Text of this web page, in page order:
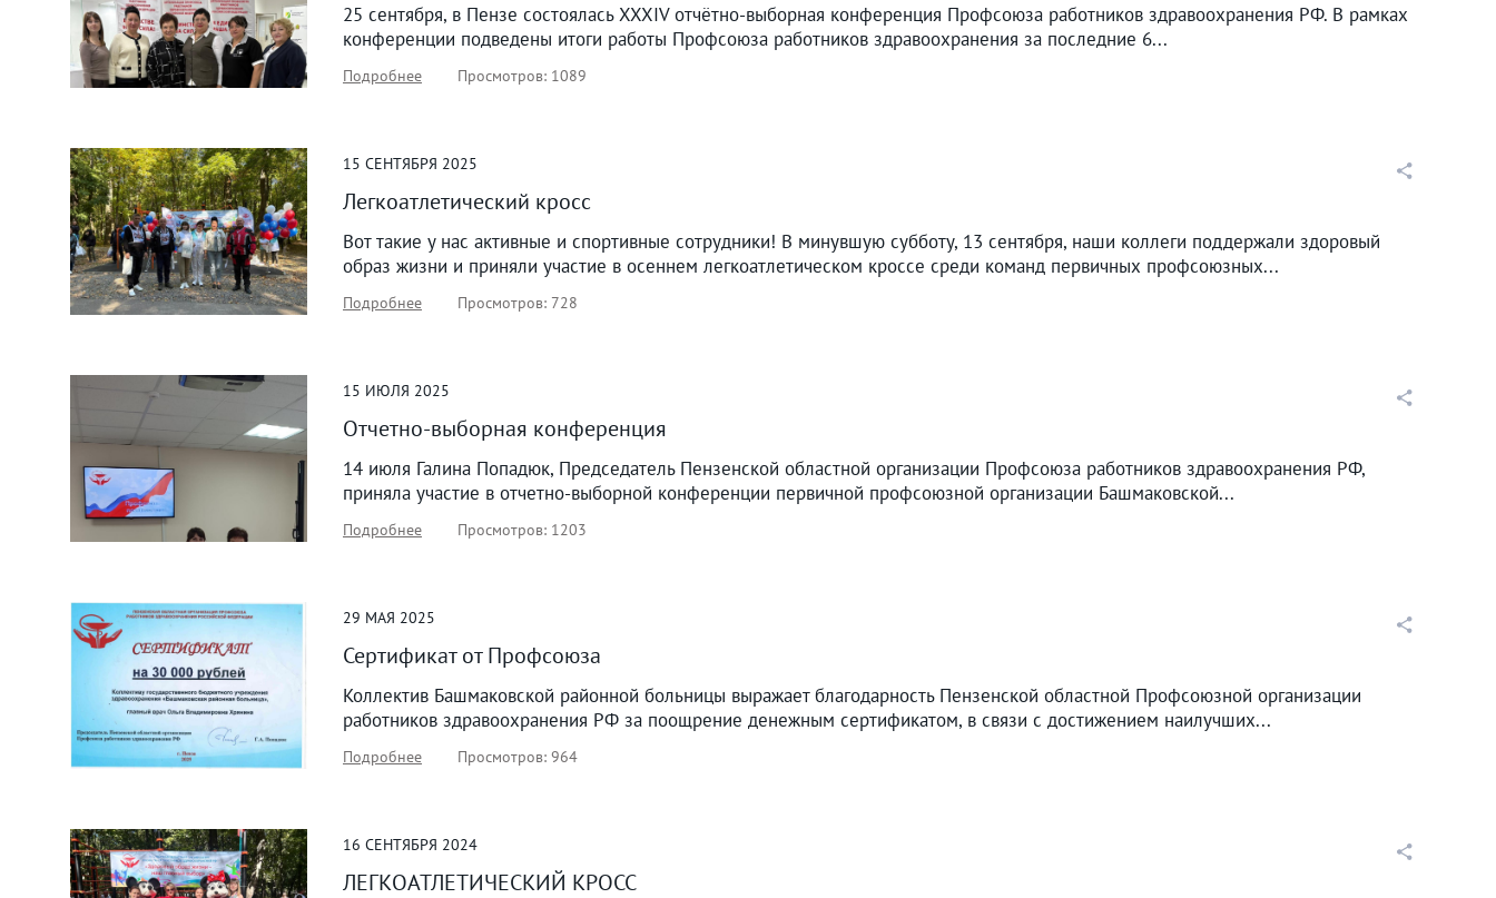
25 сентября, в Пензе состоялась XXXIV отчётно-выборная конференция Профсоюза работников здравоохранения РФ. В рамках
конференции подведены итоги работы Профсоюза работников здравоохранения за последние 6...
Подробнее Просмотров: 1089
15 СЕНТЯБРЯ 2025
Легкоатлетический кросс
Вот такие у нас активные и спортивные сотрудники! В минувшую субботу, 13 сентября, наши коллеги поддержали здоровый
образ жизни и приняли участие в осеннем легкоатлетическом кроссе среди команд первичных профсоюзных...
Подробнее Просмотров: 728
15 ИЮЛЯ 2025
Отчетно-выборная конференция
14 июля Галина Попадюк, Председатель Пензенской областной организации Профсоюза работников здравоохранения РФ,
приняла участие в отчетно-выборной конференции первичной профсоюзной организации Башмаковской...
Подробнее Просмотров: 1203
29 МАЯ 2025
Сертификат от Профсоюза
Коллектив Башмаковской районной больницы выражает благодарность Пензенской областной Профсоюзной организации
работников здравоохранения РФ за поощрение денежным сертификатом, в связи с достижением наилучших...
Подробнее Просмотров: 964
16 СЕНТЯБРЯ 2024
ЛЕГКОАТЛЕТИЧЕСКИЙ КРОСС